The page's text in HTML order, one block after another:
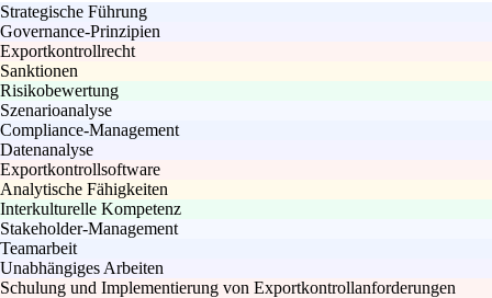
Strategische Führung
Governance-Prinzipien
Exportkontrollrecht
Sanktionen
Risikobewertung
Szenarioanalyse
Compliance-Management
Datenanalyse
Exportkontrollsoftware
Analytische Fähigkeiten
Interkulturelle Kompetenz
Stakeholder-Management
Teamarbeit
Unabhängiges Arbeiten
Schulung und Implementierung von Exportkontrollanforderungen